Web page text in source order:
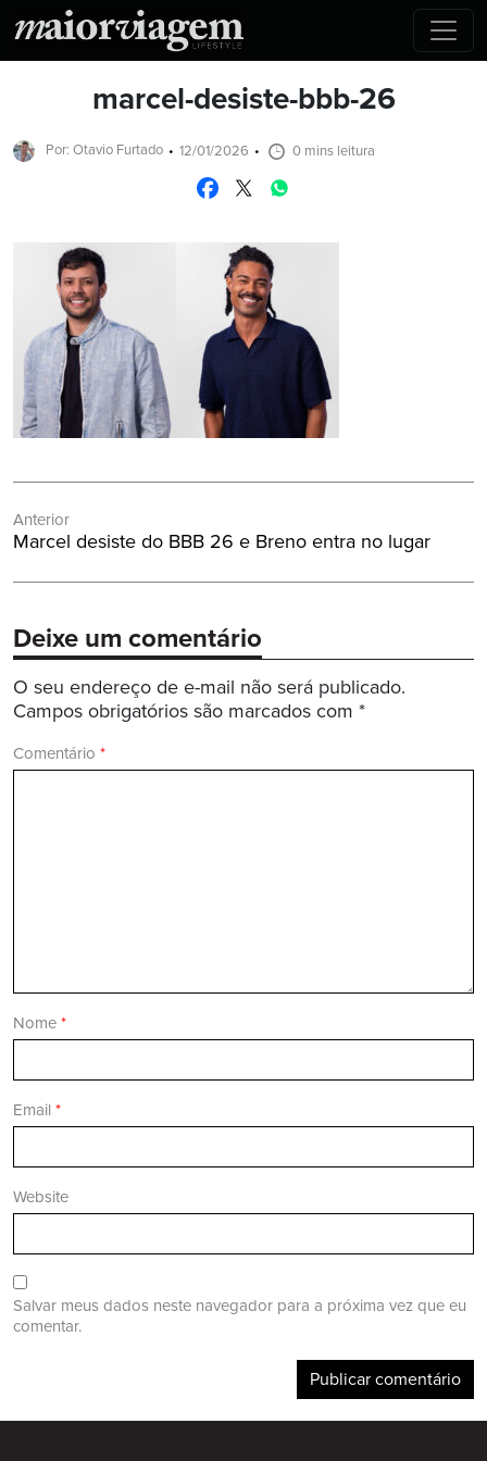
marcel-desiste-bbb-26
Por: Otavio Furtado 12/01/2026 0 mins leitura
de
Anterior
Post
Marcel desiste do BBB 26 e Breno entra no lugar
Deixe um comentário
O seu endereço de e-mail não será publicado.
Campos obrigatórios são marcados com *
Comentário *
Nome *
Email *
Website
Salvar meus dados neste navegador para a próxima vez que eu
comentar.